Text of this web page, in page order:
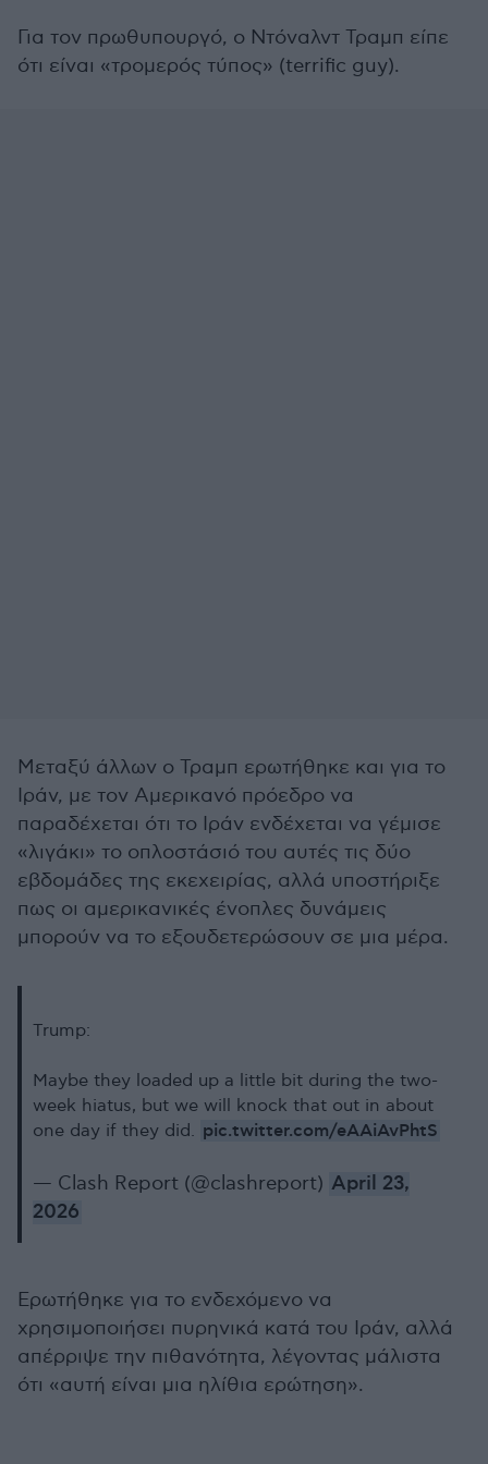
Για τον πρωθυπουργό, ο Ντόναλντ Τραμπ είπε
ότι είναι «τρομερός τύπος» (terrific guy).
Μεταξύ άλλων ο Τραμπ ερωτήθηκε και για το
Ιράν, με τον Αμερικανό πρόεδρο να
παραδέχεται ότι το Ιράν ενδέχεται να γέμισε
«λιγάκι» το οπλοστάσιό του αυτές τις δύο
εβδομάδες της εκεχειρίας, αλλά υποστήριξε
πως οι αμερικανικές ένοπλες δυνάμεις
μπορούν να το εξουδετερώσουν σε μια μέρα.
Trump:
Maybe they loaded up a little bit during the two-
week hiatus, but we will knock that out in about
one day if they did. pic.twitter.com/eAAiAvPhtS
— Clash Report (@clashreport) April 23,
2026
Ερωτήθηκε για το ενδεχόμενο να
χρησιμοποιήσει πυρηνικά κατά του Ιράν, αλλά
απέρριψε την πιθανότητα, λέγοντας μάλιστα
ότι «αυτή είναι μια ηλίθια ερώτηση».